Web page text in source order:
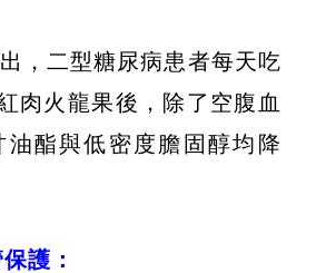
，二型糖尿病患者每天吃
肉火龍果後，除了空腹血
油酯與低密度膽固醇均降
護：